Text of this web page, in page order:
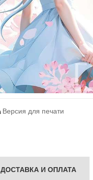
Версия для печати
ДОСТАВКА И ОПЛАТА